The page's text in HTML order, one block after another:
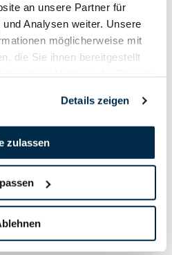
an unsere Partner für
Analysen weiter. Unsere
möglicherweise mit
die Sie ihnen bereitgestellt
Details zeigen
zulassen